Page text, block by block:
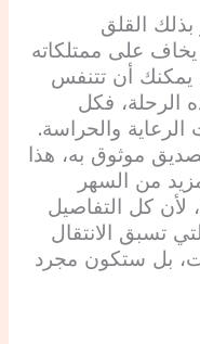
القلق
على ممتلكاته
يمكنك أن تتنفس
الرحلة، فكل
والحراسة.
موثوق به، هذا
من السهر
لأن كل التفاصيل
تسبق الانتقال
بل ستكون مجرد